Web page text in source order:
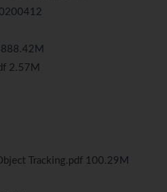
888.42M
2.57M
Tracking.pdf 100.29M